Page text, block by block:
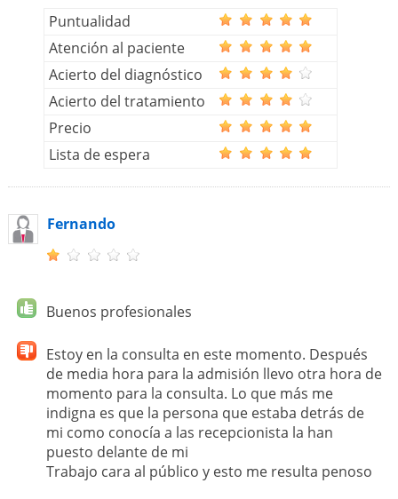
Puntualidad
Atención al paciente
Acierto del diagnóstico
Acierto del tratamiento
Precio
Lista de espera
Fernando
Buenos profesionales
Estoy en la consulta en este momento. Después
de media hora para la admisión llevo otra hora de
momento para la consulta. Lo que más me
indigna es que la persona que estaba detrás de
mi como conocía a las recepcionista la han
puesto delante de mi
Trabajo cara al público y esto me resulta penoso